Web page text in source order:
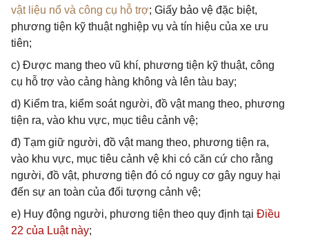
vật liệu nổ và công cụ hỗ trợ; Giấy bảo vệ đặc biệt,
phương tiện kỹ thuật nghiệp vụ và tín hiệu của xe ưu
tiên;
c) Được mang theo vũ khí, phương tiện kỹ thuật, công
cụ hỗ trợ vào cảng hàng không và lên tàu bay;
d) Kiểm tra, kiểm soát người, đồ vật mang theo, phương
tiện ra, vào khu vực, mục tiêu cảnh vệ;
đ) Tạm giữ người, đồ vật mang theo, phương tiện ra,
vào khu vực, mục tiêu cảnh vệ khi có căn cứ cho rằng
người, đồ vật, phương tiện đó có nguy cơ gây nguy hại
đến sự an toàn của đối tượng cảnh vệ;
e) Huy động người, phương tiện theo quy định tại Điều
22 của Luật này;